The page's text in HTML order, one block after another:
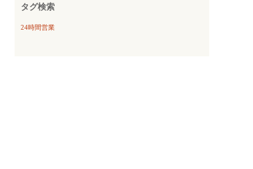
タグ検索
24時間営業